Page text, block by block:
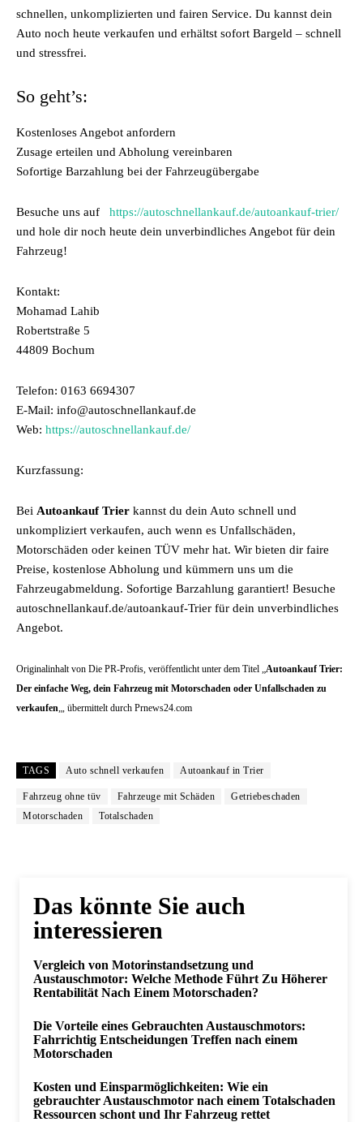
schnellen, unkomplizierten und fairen Service. Du kannst dein
Auto noch heute verkaufen und erhältst sofort Bargeld – schnell
und stressfrei.
So geht’s:
Kostenloses Angebot anfordern
Zusage erteilen und Abholung vereinbaren
Sofortige Barzahlung bei der Fahrzeugübergabe
Besuche uns auf
https://autoschnellankauf.de/autoankauf-trier/
und hole dir noch heute dein unverbindliches Angebot für dein
Fahrzeug!
Kontakt:
Mohamad Lahib
Robertstraße 5
44809 Bochum
Telefon: 0163 6694307
E-Mail: info@autoschnellankauf.de
Web: https://autoschnellankauf.de/
Kurzfassung:
Bei Autoankauf Trier kannst du dein Auto schnell und
unkompliziert verkaufen, auch wenn es Unfallschäden,
Motorschäden oder keinen TÜV mehr hat. Wir bieten dir faire
Preise, kostenlose Abholung und kümmern uns um die
Fahrzeugabmeldung. Sofortige Barzahlung garantiert! Besuche
autoschnellankauf.de/autoankauf-Trier für dein unverbindliches
Angebot.
Originalinhalt von Die PR-Profis, veröffentlicht unter dem Titel „Autoankauf Trier:
Der einfache Weg, dein Fahrzeug mit Motorschaden oder Unfallschaden zu
verkaufen„, übermittelt durch Prnews24.com
TAGS Auto schnell verkaufen Autoankauf in Trier
Fahrzeug ohne tüv Fahrzeuge mit Schäden
Getriebeschaden
Motorschaden
Totalschaden
Das könnte Sie auch
interessieren
Vergleich von Motorinstandsetzung und
Austauschmotor: Welche Methode Führt Zu Höherer
Rentabilität Nach Einem Motorschaden?
Die Vorteile eines Gebrauchten Austauschmotors:
Fahrrichtig Entscheidungen Treffen nach einem
Motorschaden
Kosten und Einsparmöglichkeiten: Wie ein
gebrauchter Austauschmotor nach einem Totalschaden
Ressourcen schont und Ihr Fahrzeug rettet